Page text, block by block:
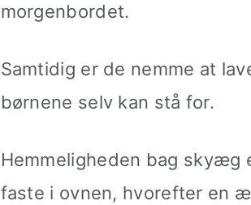
morgenbordet.
Samtidig er de nemme at
børnene selv kan stå for.
Hemmeligheden bag skyæg
faste i ovnen, hvorefter en